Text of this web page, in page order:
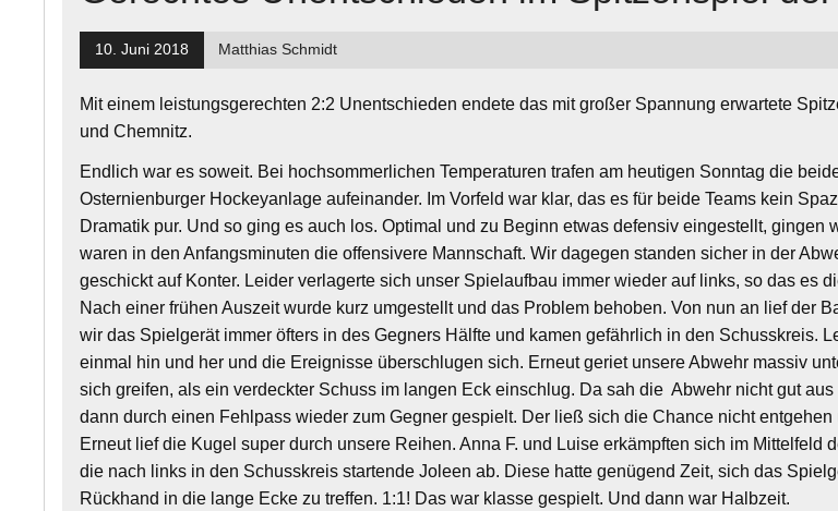
10. Juni 2018 Matthias Schmidt
Mit einem leistungsgerechten 2:2 Unentschieden endete das mit großer Spannung erwartete
und Chemnitz.
Endlich war es soweit. Bei hochsommerlichen Temperaturen trafen am heutigen Sonntag die
Osternienburger Hockeyanlage aufeinander. Im Vorfeld war klar, das es für beide Teams kein
Dramatik pur. Und so ging es auch los. Optimal und zu Beginn etwas defensiv eingestellt,
waren in den Anfangsminuten die offensivere Mannschaft. Wir dagegen standen sicher in der
geschickt auf Konter. Leider verlagerte sich unser Spielaufbau immer wieder auf links, so das es
Nach einer frühen Auszeit wurde kurz umgestellt und das Problem behoben. Von nun an lief der
wir das Spielgerät immer öfters in des Gegners Hälfte und kamen gefährlich in den Schusskreis.
einmal hin und her und die Ereignisse überschlugen sich. Erneut geriet unsere Abwehr massiv
sich greifen, als ein verdeckter Schuss im langen Eck einschlug. Da sah die Abwehr nicht gut
dann durch einen Fehlpass wieder zum Gegner gespielt. Der ließ sich die Chance nicht
Erneut lief die Kugel super durch unsere Reihen. Anna F. und Luise erkämpften sich im
die nach links in den Schusskreis startende Joleen ab. Diese hatte genügend Zeit, sich das
Rückhand in die lange Ecke zu treffen. 1:1! Das war klasse gespielt. Und dann war Halbzeit.